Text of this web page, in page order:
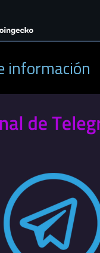
información